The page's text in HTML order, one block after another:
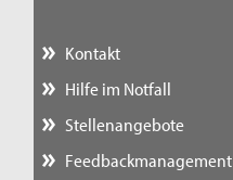
Kontakt
Hilfe im Notfall
Stellenangebote
Feedbackmanagement